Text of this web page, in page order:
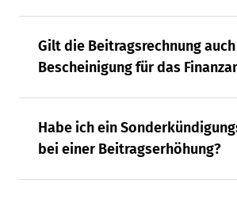
Gilt die Beitragsrechnung
Bescheinigung für das
Habe ich ein
bei einer Beitragserhöhung?